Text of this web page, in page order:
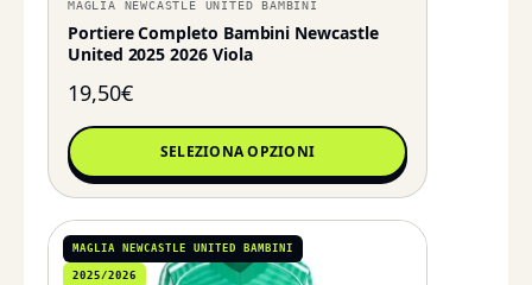
MAGLIA NEWCASTLE UNITED BAMBINI
Portiere Completo Bambini Newcastle
United 2025 2026 Viola
19,50€
SELEZIONA OPZIONI
MAGLIA NEWCASTLE UNITED BAMBINI
2025/2026